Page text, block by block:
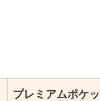
プレミアムポケッ